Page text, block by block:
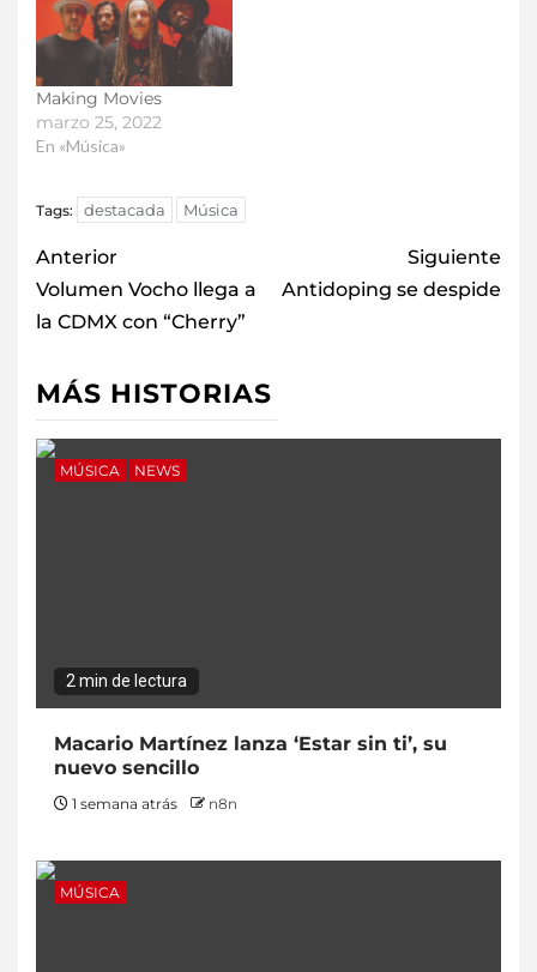
Making Movies
marzo 25, 2022
En «Música»
Tags: destacada Música
Anterior
Volumen Vocho llega a
la CDMX con “Cherry”
Siguiente
Antidoping se despide
MÁS HISTORIAS
MÚSICA NEWS
2 min de lectura
Macario Martínez lanza ‘Estar sin ti’, su
nuevo sencillo
1 semana atrás n8n
MÚSICA